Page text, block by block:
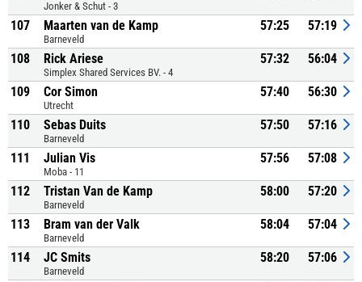
Jonker & Schut - 3
107 Maarten van de Kamp
Barneveld
57:25 57:19
108 Rick Ariese
Simplex Shared Services BV. - 4
57:32 56:04
109 Cor Simon
Utrecht
57:40 56:30
110 Sebas Duits
Barneveld
57:50 57:16
111 Julian Vis
Moba - 11
57:56 57:08
112 Tristan Van de Kamp
Barneveld
58:00 57:20
113 Bram van der Valk
Barneveld
58:04 57:04
114 JC Smits
Barneveld
58:20 57:06